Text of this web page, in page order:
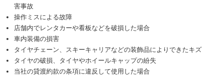
害事故
操作ミスによる故障
店舗内でレンタカーや看板などを破損した場合
車内装備の損害
タイヤチェーン、スキーキャリアなどの装飾品によりできたキズ
タイヤの破損、タイヤやホイールキャップの紛失
当社の貸渡約款の条項に違反して使用した場合